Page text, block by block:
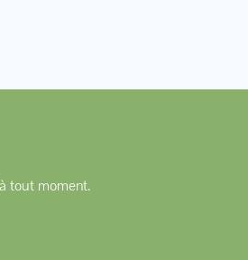
tout moment.